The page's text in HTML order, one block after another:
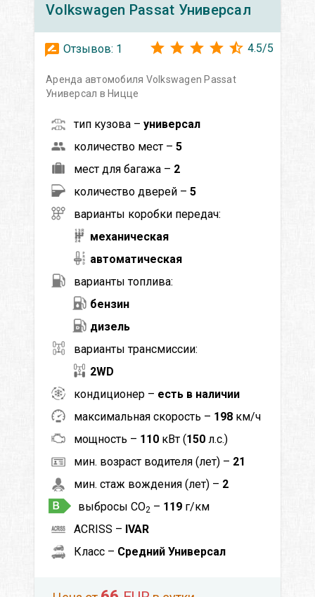
Volkswagen Passat Универсал
Отзывов: 1 4.5/5
Аренда автомобиля Volkswagen Passat
Универсал в Ницце
тип кузова – универсал
количество мест – 5
мест для багажа – 2
количество дверей – 5
варианты коробки передач:
механическая
автоматическая
варианты топлива:
бензин
дизель
варианты трансмиссии:
2WD
кондиционер – есть в наличии
максимальная скорость – 198 км/ч
мощность – 110 кВт (150 л.с.)
мин. возраст водителя (лет) – 21
мин. стаж вождения (лет) – 2
выбросы CO2 – 119 г/км
ACRISS – IVAR
Класс – Средний Универсал